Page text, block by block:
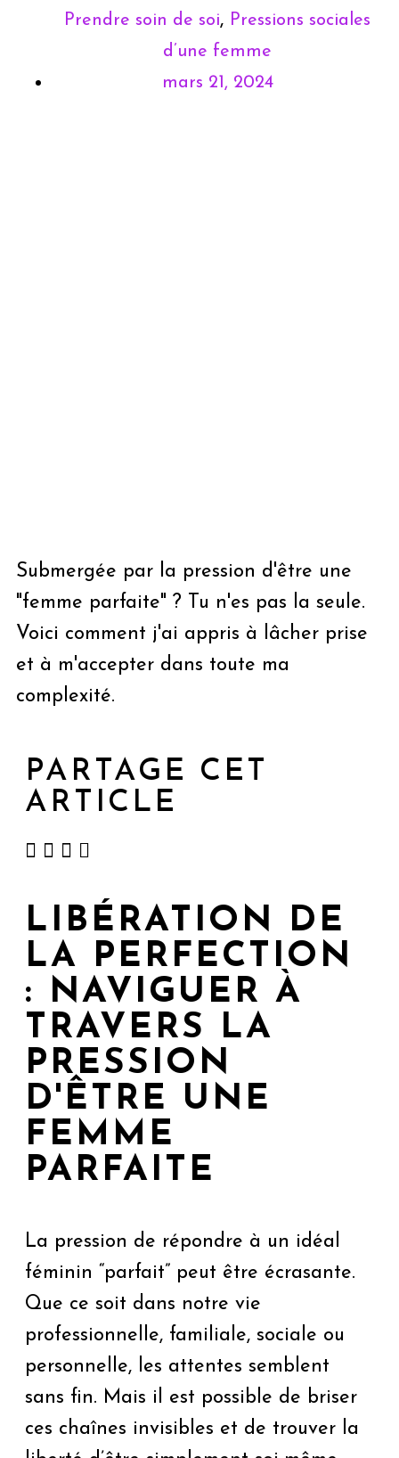
Prendre soin de soi, Pressions sociales
d’une femme
mars 21, 2024
Submergée par la pression d'être une
"femme parfaite" ? Tu n'es pas la seule.
Voici comment j'ai appris à lâcher prise
et à m'accepter dans toute ma
complexité.
PARTAGE CET
ARTICLE
LIBÉRATION DE
LA PERFECTION
: NAVIGUER À
TRAVERS LA
PRESSION
D'ÊTRE UNE
FEMME
PARFAITE
La pression de répondre à un idéal
féminin “parfait” peut être écrasante.
Que ce soit dans notre vie
professionnelle, familiale, sociale ou
personnelle, les attentes semblent
sans fin. Mais il est possible de briser
ces chaînes invisibles et de trouver la